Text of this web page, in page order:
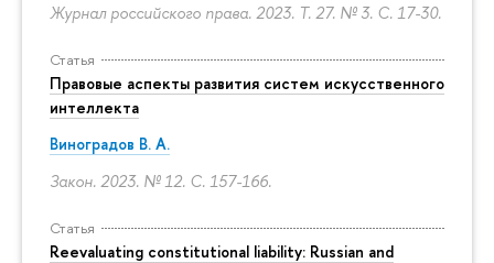
Журнал российского права. 2023. Т. 27. № 3. С. 17-30.
Статья
Правовые аспекты развития систем искусственного
интеллекта
Виноградов В. А.
Закон. 2023. № 12. С. 157-166.
Статья
Reevaluating constitutional liability: Russian and